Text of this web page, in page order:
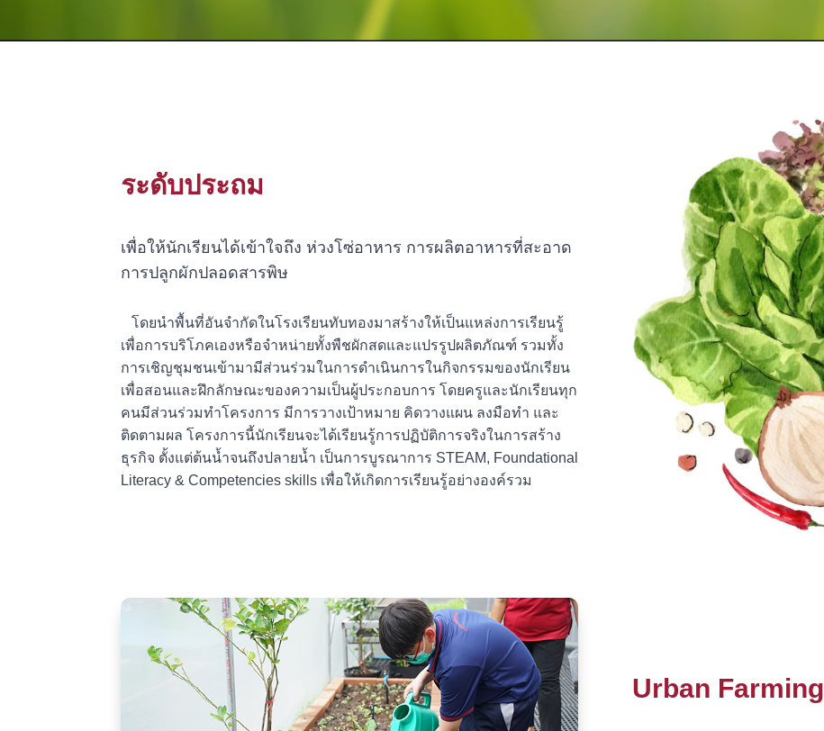
ระดับประถม
เพื่อให้นักเรียนได้เข้าใจถึง ห่วงโซ่อาหาร การผลิตอาหารที่สะอาด
การปลูกผักปลอดสารพิษ
โดยนำพื้นที่อันจำกัดในโรงเรียนทับทองมาสร้างให้เป็นแหล่งการเรียนรู้
เพื่อการบริโภคเองหรือจำหน่ายทั้งพืชผักสดและแปรรูปผลิตภัณฑ์ รวมทั้ง
การเชิญชุมชนเข้ามามีส่วนร่วมในการดำเนินการในกิจกรรมของนักเรียน
เพื่อสอนและฝึกลักษณะของความเป็นผู้ประกอบการ โดยครูและนักเรียนทุก
คนมีส่วนร่วมทำโครงการ มีการวางเป้าหมาย คิดวางแผน ลงมือทำ และ
ติดตามผล โครงการนี้นักเรียนจะได้เรียนรู้การปฏิบัติการจริงในการสร้าง
ธุรกิจ ตั้งแต่ต้นน้ำจนถึงปลายน้ำ เป็นการบูรณาการ STEAM, Foundational
Literacy & Competencies skills เพื่อให้เกิดการเรียนรู้อย่างองค์รวม
Urban Farming